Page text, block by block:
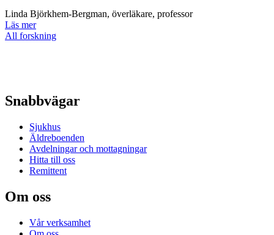
Linda Björkhem-Bergman, överläkare, professor
Läs mer
All forskning
Snabbvägar
Sjukhus
Äldreboenden
Avdelningar och mottagningar
Hitta till oss
Remittent
Om oss
Vår verksamhet